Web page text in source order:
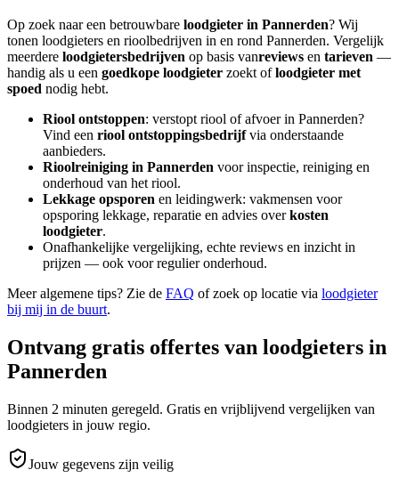
Op zoek naar een betrouwbare loodgieter in Pannerden? Wij
tonen loodgieters en rioolbedrijven in en rond Pannerden. Vergelijk
meerdere loodgietersbedrijven op basis vanreviews en tarieven —
handig als u een goedkope loodgieter zoekt ofloodgieter met
spoed nodig hebt.
Riool ontstoppen: verstopt riool of afvoer in Pannerden?
Vind een riool ontstoppingsbedrijfvia onderstaande
aanbieders.
Rioolreiniging in Pannerden voor inspectie, reiniging en
onderhoud van het riool.
Lekkage opsporen en leidingwerk: vakmensen voor
opsporing lekkage, reparatie en advies overkosten
loodgieter.
Onafhankelijke vergelijking, echte reviews en inzicht in
prijzen — ook voor regulier onderhoud.
Meer algemene tips? Zie de FAQ of zoek op locatie via loodgieter
bij mij in de buurt.
Ontvang gratis offertes van loodgieters in
Pannerden
Binnen 2 minuten geregeld. Gratis en vrijblijvend vergelijken van
loodgieters in jouw regio.
Jouw gegevens zijn veilig